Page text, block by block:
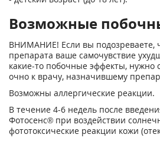
Возможные
ВНИМАНИЕ! Если вы подозреваете,
препарата ваше самочувствие
какие-то побочные эффекты, нужно
очно к врачу, назначившему
Возможны аллергические реакции.
В течение 4-6 недель после
Фотосенс® при воздействии
фототоксические реакции кожи